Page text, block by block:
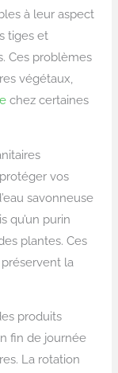
à leur aspect
tiges et
Ces problèmes
végétaux,
chez certaines
vos
savonneuse
qu’un purin
plantes. Ces
la
produits
fin de journée
La rotation